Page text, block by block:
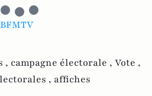
, campagne électorale , Vote ,
, affiches